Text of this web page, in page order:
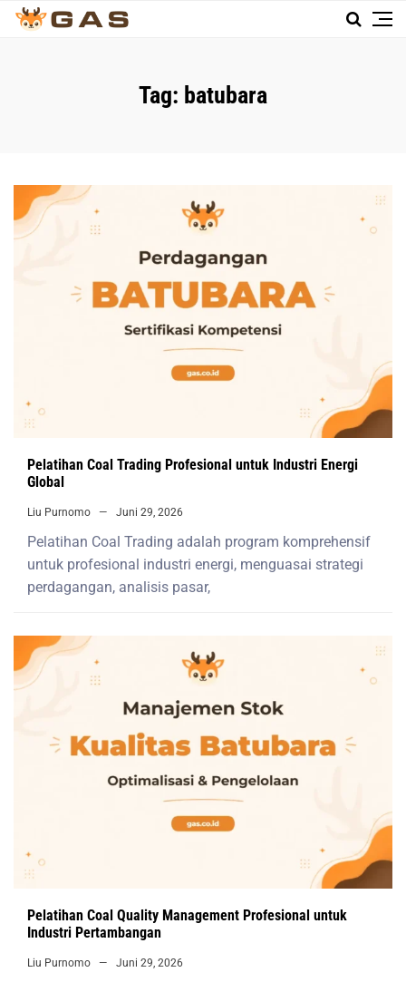
Tag: batubara
Pelatihan Coal Trading Profesional untuk Industri Energi
Global
Liu Purnomo Juni 29, 2026
Pelatihan Coal Trading adalah program komprehensif
untuk profesional industri energi, menguasai strategi
perdagangan, analisis pasar,
Pelatihan Coal Quality Management Profesional untuk
Industri Pertambangan
Liu Purnomo Juni 29, 2026